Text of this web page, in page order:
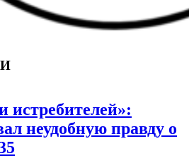
истребителей»:
неудобную правду о